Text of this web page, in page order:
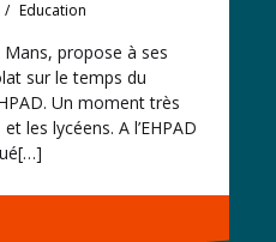
Education
propose à ses
sur le temps du
Un moment très
les lycéens. A l’EHPAD